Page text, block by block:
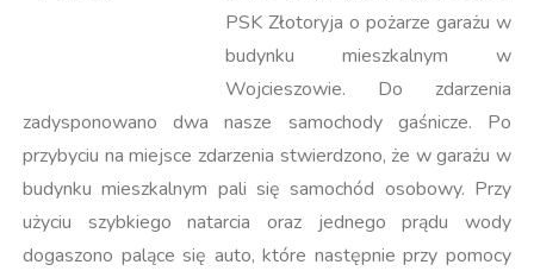
PSK Złotoryja o pożarze garażu w
budynku mieszkalnym w
Wojcieszowie. Do zdarzenia
zadysponowano dwa nasze samochody gaśnicze. Po
przybyciu na miejsce zdarzenia stwierdzono, że w garażu w
budynku mieszkalnym pali się samochód osobowy. Przy
użyciu szybkiego natarcia oraz jednego prądu wody
dogaszono palące się auto, które następnie przy pomocy